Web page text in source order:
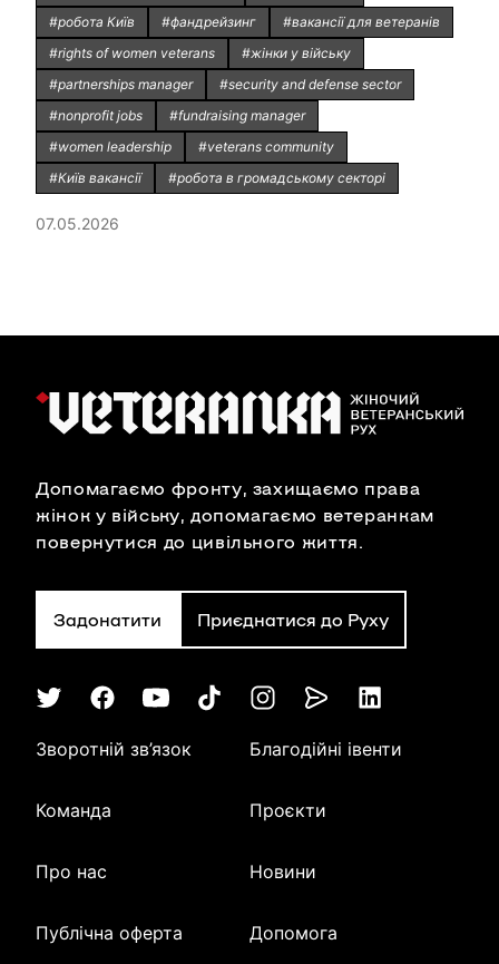
#робота Київ
#фандрейзинг
#вакансії для ветеранів
#rights of women veterans
#жінки у війську
#partnerships manager
#security and defense sector
#nonprofit jobs
#fundraising manager
#women leadership
#veterans community
#Київ вакансії
#робота в громадському секторі
07.05.2026
Допомагаємо фронту, захищаємо права
жінок у війську, допомагаємо ветеранкам
повернутися до цивільного життя.
Задонатити Приєднатися до Руху
Зворотній зв’язок
Команда
Про нас
Публічна оферта
Благодійні івенти
Проєкти
Новини
Допомога